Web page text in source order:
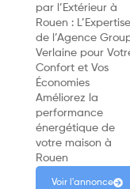
par l’Extérieur à
Rouen : L’Expertise
de l’Agence
Verlaine pour
Confort et Vos
Économies
Améliorez la
performance
énergétique de
votre maison à
Rouen
Voir l'annonce